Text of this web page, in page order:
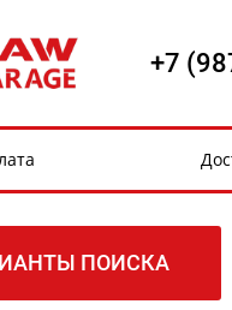
+7
ПОИСКА